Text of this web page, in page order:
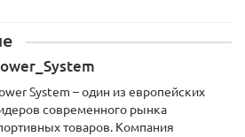
System – один из европейских
современного рынка
товаров. Компания